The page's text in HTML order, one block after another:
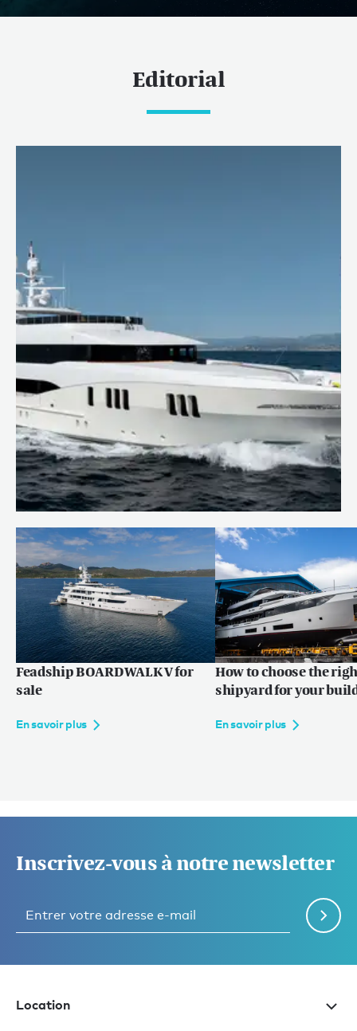
Editorial
CARPE DIEM for sale
En savoir plus
Feadship BOARDWALK V for
sale
En savoir plus
How to choose the
shipyard for your
En savoir plus
Inscrivez-vous à notre newsletter
Location